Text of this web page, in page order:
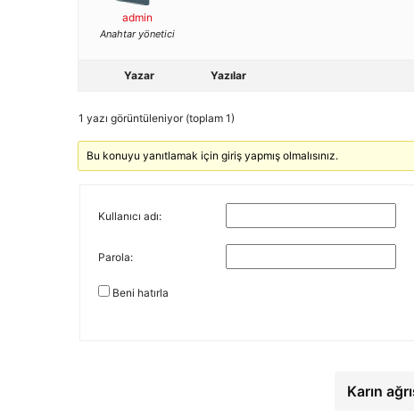
admin
Anahtar yönetici
Yazar Yazılar
1 yazı görüntüleniyor (toplam 1)
Bu konuyu yanıtlamak için giriş yapmış olmalısınız.
Kullanıcı adı:
Parola:
Beni hatırla
Karın